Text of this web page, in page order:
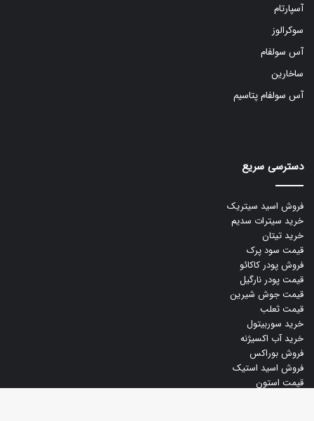
آسپارتام
سوکرالوز
آس سولفام
ساخارین
آس سولفام پتاسیم
دسترسی سریع
فروش اسید سیتریک
خرید سیترات سدیم
خرید تیتان
قیمت سود پرک
فروش پودر کاکائو
قیمت پودر نارگیل
قیمت جوش شیرین
قیمت ثعلب
خرید سوربیتول
خرید آب اکسیژنه
فروش بوراکس
فروش اسید استیک
قیمت استون